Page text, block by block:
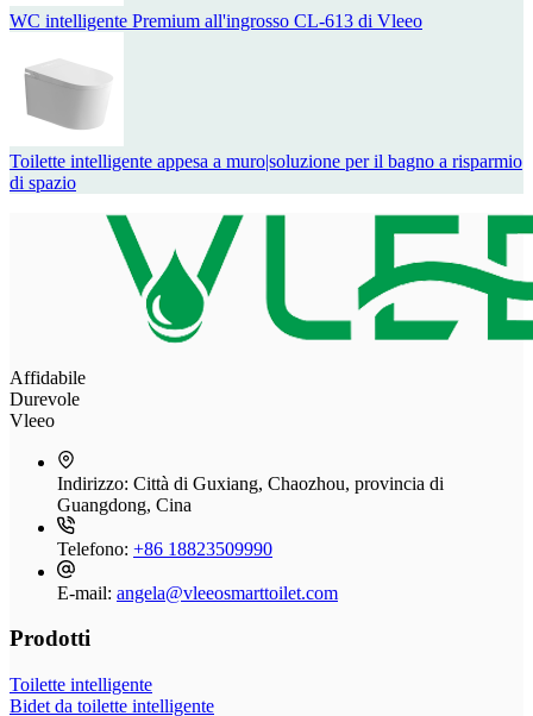
WC intelligente Premium all'ingrosso CL-613 di Vleeo
Toilette intelligente appesa a muro|soluzione per il bagno a risparmio
di spazio
Affidabile
Durevole
Vleeo
Indirizzo: Città di Guxiang, Chaozhou, provincia di
Guangdong, Cina
Telefono: +86 18823509990
E-mail: angela@vleeosmarttoilet.com
Prodotti
Toilette intelligente
Bidet da toilette intelligente